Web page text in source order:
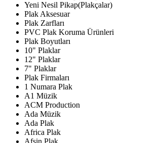
Yeni Nesil Pikap(Plakçalar)
Plak Aksesuar
Plak Zarfları
PVC Plak Koruma Ürünleri
Plak Boyutları
10" Plaklar
12" Plaklar
7" Plaklar
Plak Firmaları
1 Numara Plak
A1 Müzik
ACM Production
Ada Müzik
Ada Plak
Africa Plak
Afşin Plak